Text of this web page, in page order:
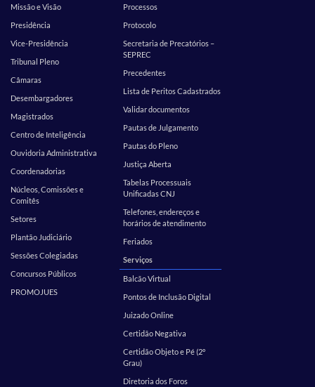
Missão e Visão
Presidência
Vice-Presidência
Tribunal Pleno
Câmaras
Desembargadores
Magistrados
Centro de Inteligência
Ouvidoria Administrativa
Coordenadorias
Núcleos, Comissões e
Comitês
Setores
Plantão Judiciário
Sessões Colegiadas
Concursos Públicos
PROMOJUES
Processos
Protocolo
Secretaria de Precatórios –
SEPREC
Precedentes
Lista de Peritos Cadastrados
Validar documentos
Pautas de Julgamento
Pautas do Pleno
Justiça Aberta
Tabelas Processuais
Unificadas CNJ
Telefones, endereços e
horários de atendimento
Feriados
Serviços
Balcão Virtual
Pontos de Inclusão Digital
Juizado Online
Certidão Negativa
Certidão Objeto e Pé (2º
Grau)
Diretoria dos Foros